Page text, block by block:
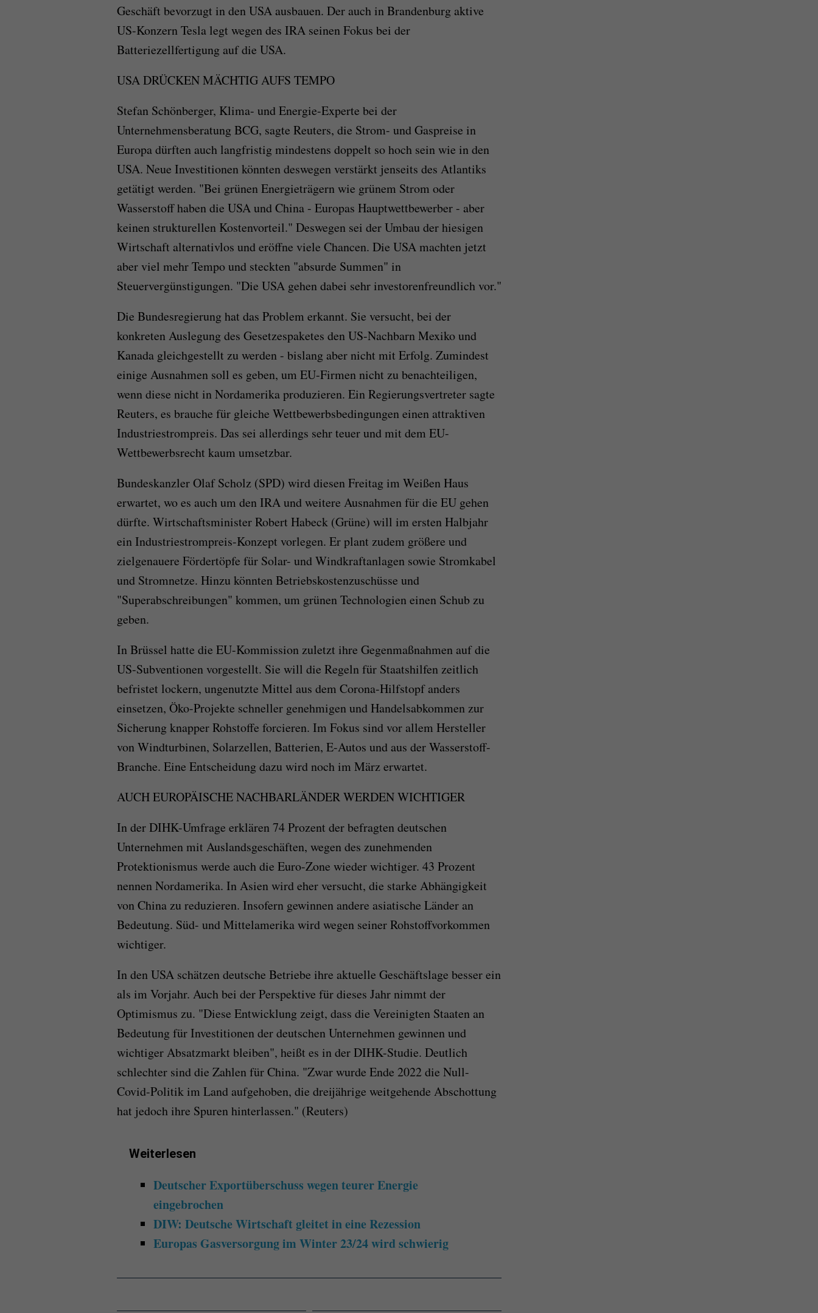
Geschäft bevorzugt in den USA ausbauen. Der auch in Brandenburg aktive
US-Konzern Tesla legt wegen des IRA seinen Fokus bei der
Batteriezellfertigung auf die USA.
USA DRÜCKEN MÄCHTIG AUFS TEMPO
Stefan Schönberger, Klima- und Energie-Experte bei der
Unternehmensberatung BCG, sagte Reuters, die Strom- und Gaspreise in
Europa dürften auch langfristig mindestens doppelt so hoch sein wie in den
USA. Neue Investitionen könnten deswegen verstärkt jenseits des Atlantiks
getätigt werden. "Bei grünen Energieträgern wie grünem Strom oder
Wasserstoff haben die USA und China - Europas Hauptwettbewerber - aber
keinen strukturellen Kostenvorteil." Deswegen sei der Umbau der hiesigen
Wirtschaft alternativlos und eröffne viele Chancen. Die USA machten jetzt
aber viel mehr Tempo und steckten "absurde Summen" in
Steuervergünstigungen. "Die USA gehen dabei sehr investorenfreundlich vor."
Die Bundesregierung hat das Problem erkannt. Sie versucht, bei der
konkreten Auslegung des Gesetzespaketes den US-Nachbarn Mexiko und
Kanada gleichgestellt zu werden - bislang aber nicht mit Erfolg. Zumindest
einige Ausnahmen soll es geben, um EU-Firmen nicht zu benachteiligen,
wenn diese nicht in Nordamerika produzieren. Ein Regierungsvertreter sagte
Reuters, es brauche für gleiche Wettbewerbsbedingungen einen attraktiven
Industriestrompreis. Das sei allerdings sehr teuer und mit dem EU-
Wettbewerbsrecht kaum umsetzbar.
Bundeskanzler Olaf Scholz (SPD) wird diesen Freitag im Weißen Haus
erwartet, wo es auch um den IRA und weitere Ausnahmen für die EU gehen
dürfte. Wirtschaftsminister Robert Habeck (Grüne) will im ersten Halbjahr
ein Industriestrompreis-Konzept vorlegen. Er plant zudem größere und
zielgenauere Fördertöpfe für Solar- und Windkraftanlagen sowie Stromkabel
und Stromnetze. Hinzu könnten Betriebskostenzuschüsse und
"Superabschreibungen" kommen, um grünen Technologien einen Schub zu
geben.
In Brüssel hatte die EU-Kommission zuletzt ihre Gegenmaßnahmen auf die
US-Subventionen vorgestellt. Sie will die Regeln für Staatshilfen zeitlich
befristet lockern, ungenutzte Mittel aus dem Corona-Hilfstopf anders
einsetzen, Öko-Projekte schneller genehmigen und Handelsabkommen zur
Sicherung knapper Rohstoffe forcieren. Im Fokus sind vor allem Hersteller
von Windturbinen, Solarzellen, Batterien, E-Autos und aus der Wasserstoff-
Branche. Eine Entscheidung dazu wird noch im März erwartet.
AUCH EUROPÄISCHE NACHBARLÄNDER WERDEN WICHTIGER
In der DIHK-Umfrage erklären 74 Prozent der befragten deutschen
Unternehmen mit Auslandsgeschäften, wegen des zunehmenden
Protektionismus werde auch die Euro-Zone wieder wichtiger. 43 Prozent
nennen Nordamerika. In Asien wird eher versucht, die starke Abhängigkeit
von China zu reduzieren. Insofern gewinnen andere asiatische Länder an
Bedeutung. Süd- und Mittelamerika wird wegen seiner Rohstoffvorkommen
wichtiger.
In den USA schätzen deutsche Betriebe ihre aktuelle Geschäftslage besser ein
als im Vorjahr. Auch bei der Perspektive für dieses Jahr nimmt der
Optimismus zu. "Diese Entwicklung zeigt, dass die Vereinigten Staaten an
Bedeutung für Investitionen der deutschen Unternehmen gewinnen und
wichtiger Absatzmarkt bleiben", heißt es in der DIHK-Studie. Deutlich
schlechter sind die Zahlen für China. "Zwar wurde Ende 2022 die Null-
Covid-Politik im Land aufgehoben, die dreijährige weitgehende Abschottung
hat jedoch ihre Spuren hinterlassen." (Reuters)
Weiterlesen
Deutscher Exportüberschuss wegen teurer Energie
eingebrochen
DIW: Deutsche Wirtschaft gleitet in eine Rezession
Europas Gasversorgung im Winter 23/24 wird schwierig